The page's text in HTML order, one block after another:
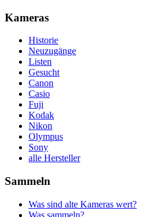
Kameras
Historie
Neuzugänge
Listen
Gesucht
Canon
Casio
Fuji
Kodak
Nikon
Olympus
Sony
alle Hersteller
Sammeln
Was sind alte Kameras wert?
Was sammeln?